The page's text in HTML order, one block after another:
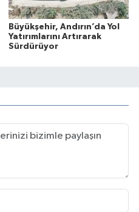
Büyükşehir, Andırın’da Yol
Yatırımlarını Artırarak
Sürdürüyor